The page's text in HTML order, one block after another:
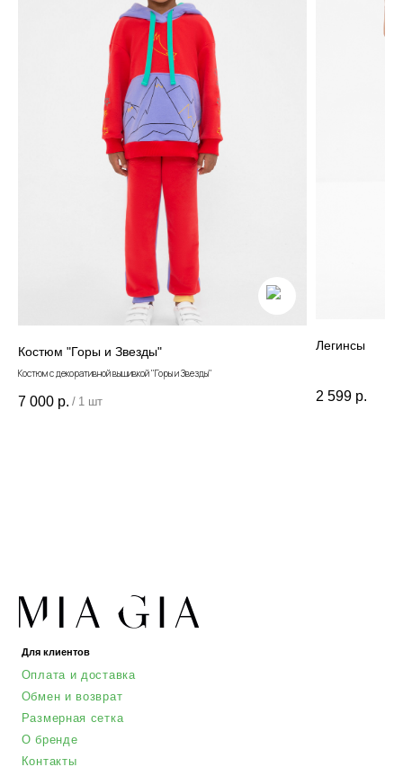
Костюм "Горы и Звезды"
Костюм с декоративной вышивкой "Горы и Звезды"
7 000 р. / 1 шт
Легинсы
2 599 р.
© 2022 - 2026 MiaGia – бренд одежды для детей
Данные и конфиденциальность |Договор оферты| Карта сайта
Отдел по работе с клиентами
Предложения и сотрудничество